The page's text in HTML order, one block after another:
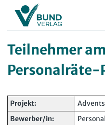
Mitbestimmung
Arbeitsschutz
Personalratsarbeit
Personalvertretungsrecht
Teilnehmer
Personalräte-
Projekt:
Bewerber/in: